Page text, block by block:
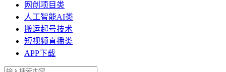
网创项目类
人工智能AI类
搬运起号技术
短视频直播类
APP下载